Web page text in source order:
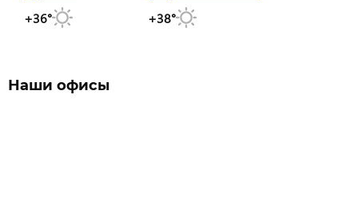
+36° +38°
Наши офисы